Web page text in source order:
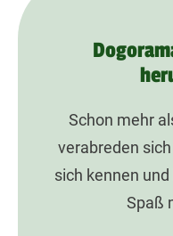
Schon mehr
verabreden
sich kennen
Spaß